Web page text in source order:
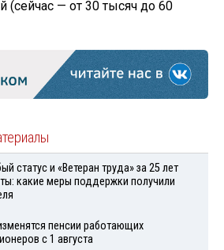
(сейчас — от 30 тысяч до 60
статус и «Ветеран труда» за 25 лет
какие меры поддержки получили
пенсии работающих
с 1 августа